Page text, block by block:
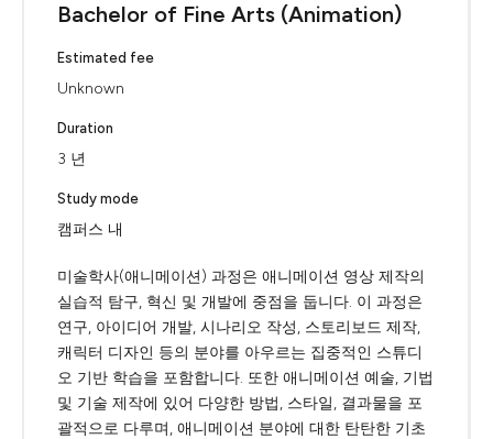
Bachelor of Fine Arts (Animation)
Estimated fee
Unknown
Duration
3 년
Study mode
캠퍼스 내
미술학사(애니메이션) 과정은 애니메이션 영상 제작의
실습적 탐구, 혁신 및 개발에 중점을 둡니다. 이 과정은
연구, 아이디어 개발, 시나리오 작성, 스토리보드 제작,
캐릭터 디자인 등의 분야를 아우르는 집중적인 스튜디
오 기반 학습을 포함합니다. 또한 애니메이션 예술, 기법
및 기술 제작에 있어 다양한 방법, 스타일, 결과물을 포
괄적으로 다루며, 애니메이션 분야에 대한 탄탄한 기초